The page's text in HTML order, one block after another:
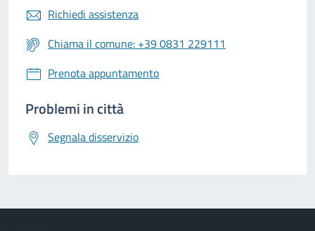
Richiedi assistenza
Chiama il comune: +39 0831 229111
Prenota appuntamento
Problemi in città
Segnala disservizio